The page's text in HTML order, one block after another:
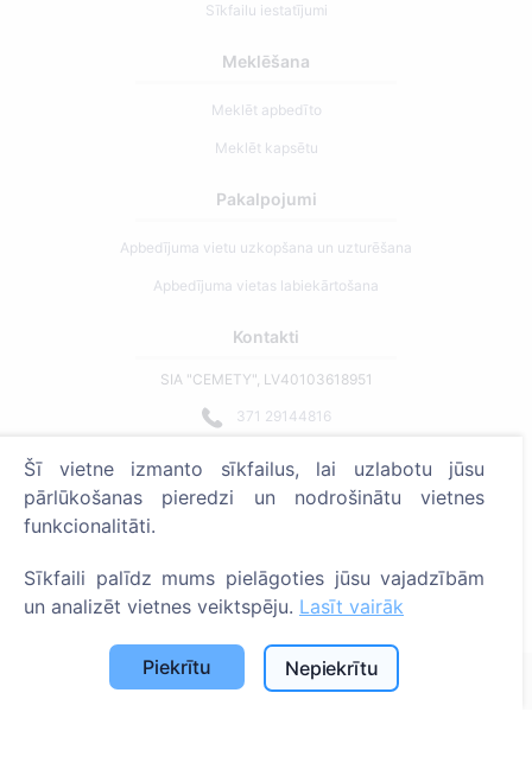
Sīkfailu iestatījumi
Meklēšana
Meklēt apbedīto
Meklēt kapsētu
Pakalpojumi
Apbedījuma vietu uzkopšana un uzturēšana
Apbedījuma vietas labiekārtošana
Kontakti
SIA "CEMETY", LV40103618951
371 29144816
Strādājam visā Latvijā!
Administratoriem
© 2013 - 2026 Cemety Visas tiesības aizsargātas
Privātuma politika un noteikumi.
Šī vietne izmanto sīkfailus, lai uzlabotu jūsu
pārlūkošanas pieredzi un nodrošinātu vietnes
funkcionalitāti.
Sīkfaili palīdz mums pielāgoties jūsu vajadzībām
un analizēt vietnes veiktspēju. Lasīt vairāk
Piekrītu Nepiekrītu